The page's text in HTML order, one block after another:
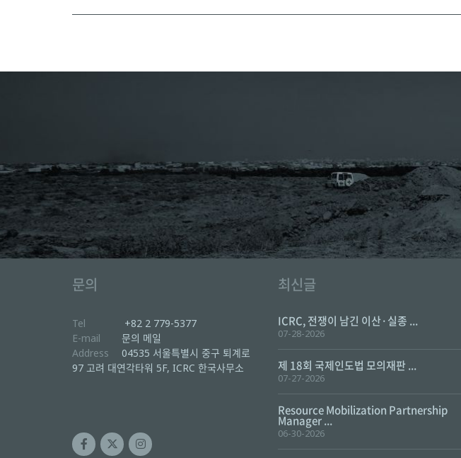
문의
Tel
+82 2 779-5377
E-mail
문의 메일
Address
04535 서울특별시 중구 퇴계로
97 고려 대연각타워 5F, ICRC 한국사무소
최신글
ICRC, 전쟁이 남긴 이산·실종 ...
07-28-2026
제 18회 국제인도법 모의재판 ...
07-27-2026
Resource Mobilization Partnership
Manager ...
06-30-2026